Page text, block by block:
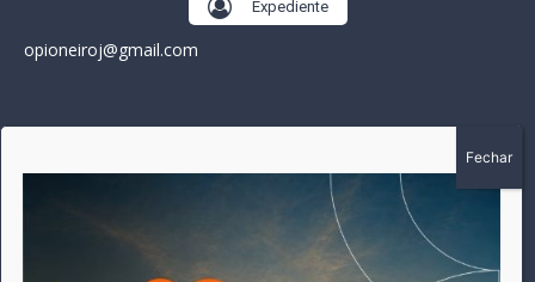
Expediente
opioneiroj@gmail.com
A história do Pioneiro inicia em fevereiro de 2005 em
Canarana - MT, na época, como um jornal impresso semanal,
que chegou a possuir mil assinantes. Durante 15 anos, foram
publicadas 691 edições que narraram os acontecimentos